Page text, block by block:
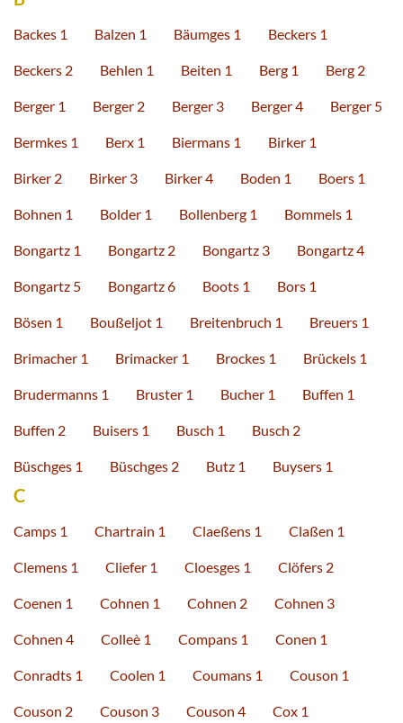
Backes 1 Balzen 1 Bäumges 1 Beckers 1
Beckers 2 Behlen 1 Beiten 1 Berg 1 Berg 2
Berger 1 Berger 2 Berger 3 Berger 4 Berger 5
Bermkes 1 Berx 1 Biermans 1 Birker 1
Birker 2 Birker 3 Birker 4 Boden 1 Boers 1
Bohnen 1 Bolder 1 Bollenberg 1 Bommels 1
Bongartz 1 Bongartz 2 Bongartz 3 Bongartz 4
Bongartz 5 Bongartz 6 Boots 1 Bors 1
Bösen 1 Boußeljot 1 Breitenbruch 1 Breuers 1
Brimacher 1 Brimacker 1 Brockes 1 Brückels 1
Brudermanns 1 Bruster 1 Bucher 1 Buffen 1
Buffen 2 Buisers 1 Busch 1 Busch 2
Büschges 1 Büschges 2 Butz 1 Buysers 1
C
Camps 1 Chartrain 1 Claeßens 1 Claßen 1
Clemens 1 Cliefer 1 Cloesges 1 Clöfers 2
Coenen 1 Cohnen 1 Cohnen 2 Cohnen 3
Cohnen 4 Colleè 1 Compans 1 Conen 1
Conradts 1 Coolen 1 Coumans 1 Couson 1
Couson 2 Couson 3 Couson 4 Cox 1